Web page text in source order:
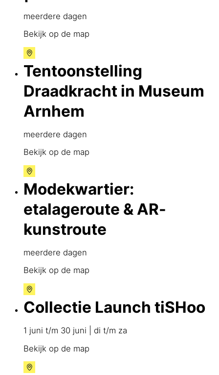
meerdere dagen
Bekijk op de map
Tentoonstelling
Draadkracht in Museum
Arnhem
meerdere dagen
Bekijk op de map
Modekwartier:
etalageroute & AR-
kunstroute
meerdere dagen
Bekijk op de map
Collectie Launch tiSHoo
1 juni t/m 30 juni | di t/m za
Bekijk op de map